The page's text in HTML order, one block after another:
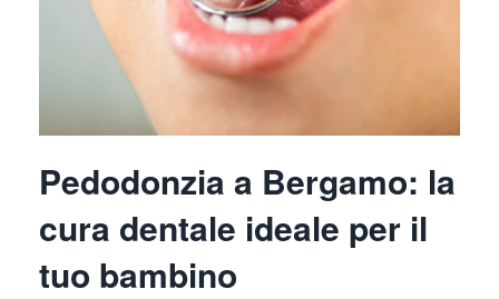
Pedodonzia a Bergamo: la
cura dentale ideale per il
tuo bambino